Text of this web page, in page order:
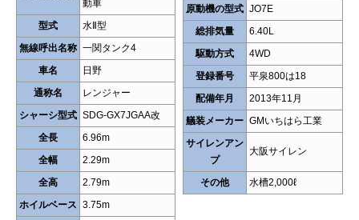
動車
型式
水Ⅱ型
無線呼出名称 一関タンク4
車名
日野
通称名
レンジャー
シャーシ型式 SDG-GX7JGAA改
全長
6.96m
全幅
2.29m
全高
2.79m
ホイルベース 3.75m
原動機の型式 JO7E
総排気量
6.40L
駆動方式
4WD
登録番号
平泉800は18
配備年月
2013年11月
艤装メーカー GMいちはら工業
サイレンアン
プ
大阪サイレン
その他 水槽2,000ℓ